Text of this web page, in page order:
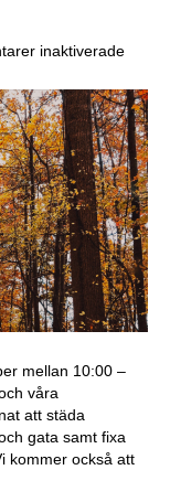
inaktiveradeför
på
den
15
mellan 10:00 –
våra
att städa
gata samt fixa
kommer också att